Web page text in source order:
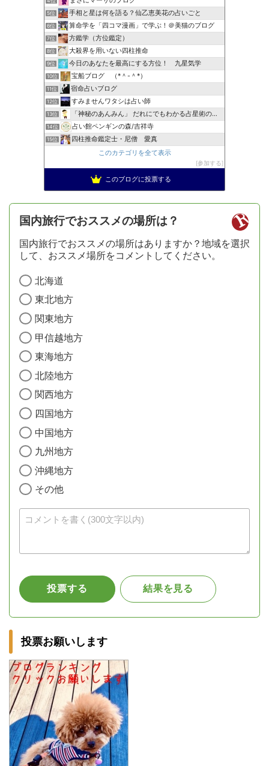
5位 手相と星は何を語る？仙乙恵美花の占いごと
6位 算命学を「四コマ漫画」で学ぶ！＠美猫のブログ
7位 方鑑学（方位鑑定）
8位 大殺界を用いない四柱推命
9位 今日のあなたを最高にする方位！ 九星気学
10位 宝船ブログ （*＾-＾*）
11位 宿命占いブログ
12位 すみませんワタシは占い師
13位 「神秘のあんみん」 だれにでもわかる占星術の極意『サビアン…
14位 占い館ペンギンの森/吉祥寺
15位
四柱推命鑑定士・尼僧 愛真
このカテゴリを全て表示
参加する
このブログに投票する
投票お願いします